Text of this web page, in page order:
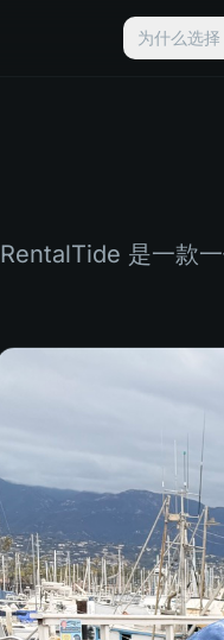
为什么选
RentalTide 是一款